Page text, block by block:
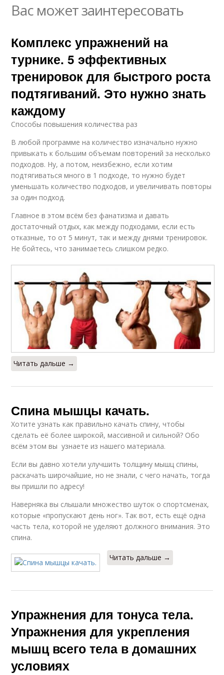
Вас может заинтересовать
Комплекс упражнений на
турнике. 5 эффективных
тренировок для быстрого роста
подтягиваний. Это нужно знать
каждому
Способы повышения количества раз
В любой программе на количество изначально нужно
привыкать к большим объемам повторений за несколько
подходов. Ну, а потом, неизбежно, если хотим
подтягиваться много в 1 подходе, то нужно будет
уменьшать количество подходов, и увеличивать повторы
за один подход.
Главное в этом всём без фанатизма и давать
достаточный отдых, как между подходами, если есть
отказные, то от 5 минут, так и между днями тренировок.
Не бойтесь, что занимаетесь слишком редко.
Читать дальше →
Спина мышцы качать.
Хотите узнать как правильно качать спину, чтобы
сделать её более широкой, массивной и сильной? Обо
всём этом вы узнаете из нашего материала.
Если вы давно хотели улучшить толщину мышц спины,
раскачать широчайшие, но не знали, с чего начать, тогда
вы пришли по адресу!
Наверняка вы слышали множество шуток о спортсменах,
которые «пропускают день ног». Так вот, есть ещё одна
часть тела, которой не уделяют должного внимания. Это
спина.
Читать дальше →
Упражнения для тонуса тела.
Упражнения для укрепления
мышц всего тела в домашних
условиях